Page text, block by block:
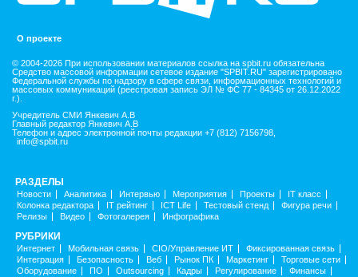
О проекте
© 2004-2026 При использовании материалов ссылка на spbit.ru обязательна
Средство массовой информации сетевое издание "SPBIT.RU" зарегистрировано
Федеральной службы по надзору в сфере связи, информационных технологий и
массовых коммуникаций (реестровая запись ЭЛ № ФС 77 - 84345 от 26.12.2022
г.).
Учредитель СМИ Янкевич А.В
Главный редактор Янкевич А.В
Телефон и адрес электронной почты редакции +7 (812) 7156798,
info@spbit.ru
РАЗДЕЛЫ
Новости Аналитика Интервью Мероприятия Проекты
IT класс
Колонка редактора
IT рейтинг ICT Life Тестовый стенд
Фигура речи
Релизы
Видео Фотогалерея Инфографика
РУБРИКИ
Интернет Мобильная связь CIO/Управление ИТ
Фиксированная связь
Интеграция
Безопасность Веб Рынок ПК Маркетинг
Торговые сети
Оборудование
ПО Outsourcing Кадры Регулирование
Финансы